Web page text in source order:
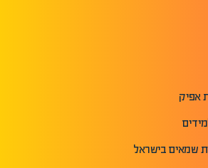
אפיק
שמאים בישראל